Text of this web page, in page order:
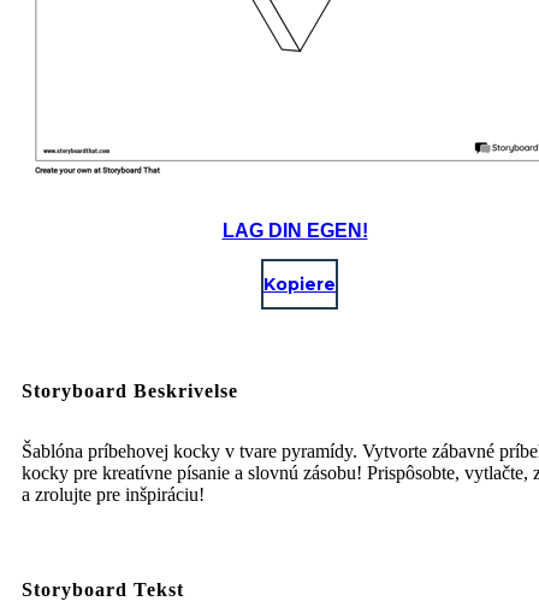
LAG DIN EGEN!
Kopiere
Storyboard Beskrivelse
Šablóna príbehovej kocky v tvare pyramídy. Vytvorte zábavné
kocky pre kreatívne písanie a slovnú zásobu! Prispôsobte, vytlačte,
a zrolujte pre inšpiráciu!
Storyboard Tekst